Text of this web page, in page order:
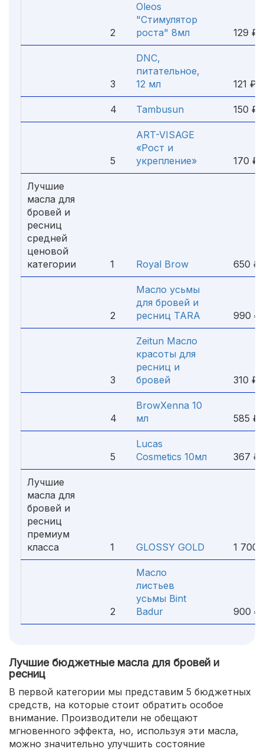
2
Oleos
"Стимулятор
роста" 8мл
129 ₽
3
DNC,
питательное,
12 мл
121 ₽
4 Tambusun 150 ₽
5
ART-VISAGE
«Рост и
укрепление»
170 ₽
Лучшие
масла для
бровей и
ресниц
средней
ценовой
категории
1 Royal Brow 650 ₽
2
Масло усьмы
для бровей и
ресниц TARA
990 ₽
3
Zeitun Масло
красоты для
ресниц и
бровей
310 ₽
4
BrowXenna 10
мл
585 ₽
5
Lucas
Cosmetics 10мл
367 ₽
Лучшие
масла для
бровей и
ресниц
премиум
класса
1 GLOSSY GOLD 1 700
2
Масло
листьев
усьмы Bint
Badur
900 ₽
Лучшие бюджетные масла для бровей и
ресниц
В первой категории мы представим 5 бюджетных
средств, на которые стоит обратить особое
внимание. Производители не обещают
мгновенного эффекта, но, используя эти масла,
можно значительно улучшить состояние